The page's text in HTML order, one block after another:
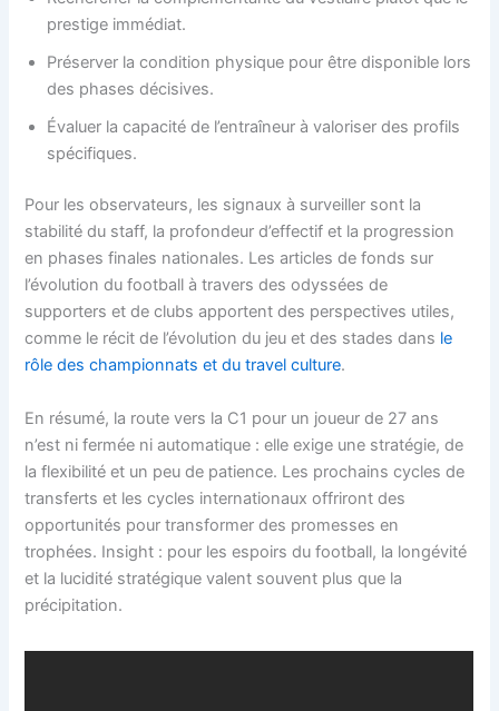
prestige immédiat.
Préserver la condition physique pour être disponible lors
des phases décisives.
Évaluer la capacité de l’entraîneur à valoriser des profils
spécifiques.
Pour les observateurs, les signaux à surveiller sont la
stabilité du staff, la profondeur d’effectif et la progression
en phases finales nationales. Les articles de fonds sur
l’évolution du football à travers des odyssées de
supporters et de clubs apportent des perspectives utiles,
comme le récit de l’évolution du jeu et des stades dans le
rôle des championnats et du travel culture.
En résumé, la route vers la C1 pour un joueur de 27 ans
n’est ni fermée ni automatique : elle exige une stratégie, de
la flexibilité et un peu de patience. Les prochains cycles de
transferts et les cycles internationaux offriront des
opportunités pour transformer des promesses en
trophées. Insight : pour les espoirs du football, la longévité
et la lucidité stratégique valent souvent plus que la
précipitation.